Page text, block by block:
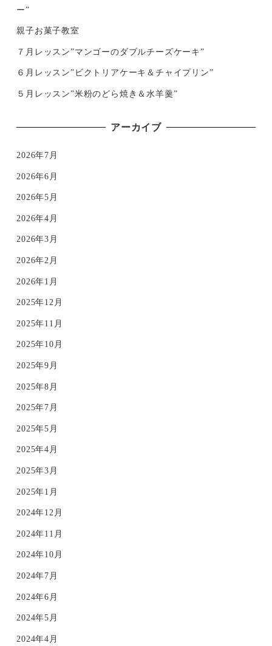
ー”
親子お菓子教室
７月レッスン”マンゴーのダブルチーズケーキ”
６月レッスン”ビクトリアケーキ＆チャイプリン”
５月レッスン”米粉のどら焼き＆水羊羹”
アーカイブ
2026年7月
2026年6月
2026年5月
2026年4月
2026年3月
2026年2月
2026年1月
2025年12月
2025年11月
2025年10月
2025年9月
2025年8月
2025年7月
2025年5月
2025年4月
2025年3月
2025年1月
2024年12月
2024年11月
2024年10月
2024年7月
2024年6月
2024年5月
2024年4月